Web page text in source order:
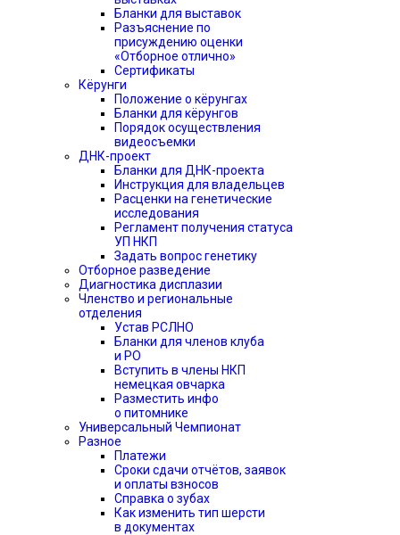
Бланки для выставок
Разъяснение по
присуждению оценки
«Отборное отлично»
Сертификаты
Кёрунги
Положение о кёрунгах
Бланки для кёрунгов
Порядок осуществления
видеосъемки
ДНК-проект
Бланки для ДНК-проекта
Инструкция для владельцев
Расценки на генетические
исследования
Регламент получения статуса
УП НКП
Задать вопрос генетику
Отборное разведение
Диагностика дисплазии
Членство и региональные
отделения
Устав РСЛНО
Бланки для членов клуба
и РО
Вступить в члены НКП
немецкая овчарка
Разместить инфо
о питомнике
Универсальный Чемпионат
Разное
Платежи
Сроки сдачи отчётов, заявок
и оплаты взносов
Справка о зубах
Как изменить тип шерсти
в документах